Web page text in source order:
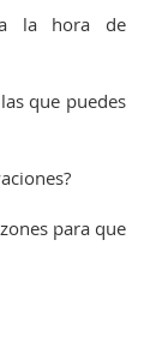
la hora de
que puedes
para que